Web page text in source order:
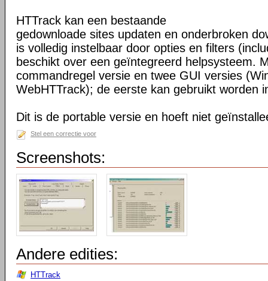
HTTrack kan een bestaande
gedownloade sites updaten en onderbroken
is volledig instelbaar door opties en filters
beschikt over een geïntegreerd helpsysteem.
commandregel versie en twee GUI versies
WebHTTrack); de eerste kan gebruikt worden
Dit is de portable versie en hoeft niet
Stel een correctie voor
Screenshots:
Andere edities:
HTTrack